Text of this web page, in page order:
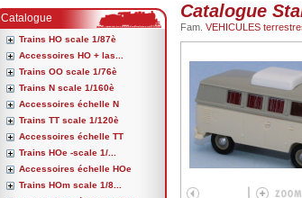
Catalogue
Trains HO scale 1/87è
Accessoires HO + las...
Trains OO scale 1/76è
Trains N scale 1/160è
Accessoires échelle N
Trains TT scale 1/120è
Accessoires échelle TT
Trains HOe -scale 1/...
Accessoires échelle HOe
Trains HOm scale 1/8...
Catalogue
Fam. VEHICULES